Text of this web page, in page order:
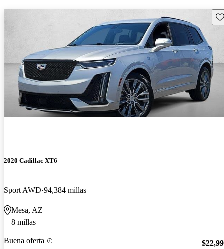
2020 Cadillac XT6
Sport AWD 94,384 millas
Mesa, AZ
8 millas
Buena oferta